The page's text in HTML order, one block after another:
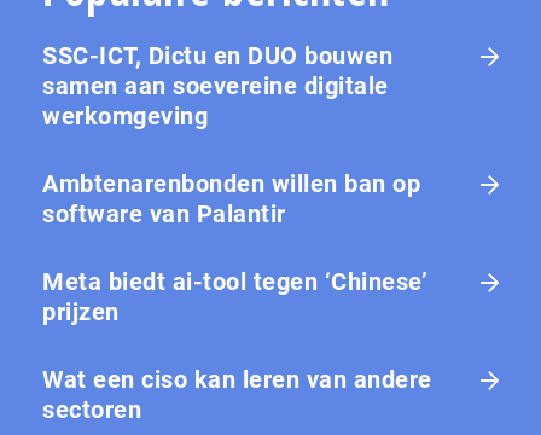
SSC-ICT, Dictu en DUO bouwen
samen aan soevereine digitale
werkomgeving
Ambtenarenbonden willen ban op
software van Palantir
Meta biedt ai-tool tegen ‘Chinese’
prijzen
Wat een ciso kan leren van andere
sectoren